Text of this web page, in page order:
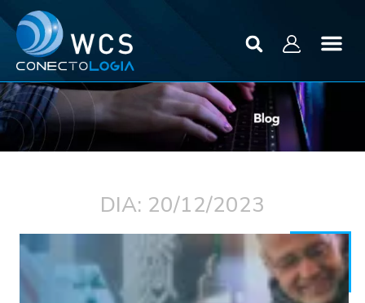
DIA: 20/12/2023